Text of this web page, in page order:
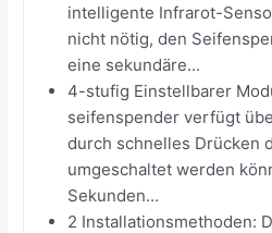
intelligente Infrarot-
nicht nötig, den
eine sekundäre...
4-stufig Einstellbarer
seifenspender verfügt
durch schnelles Drücken
umgeschaltet werden
Sekunden...
2 Installationsmethoden: